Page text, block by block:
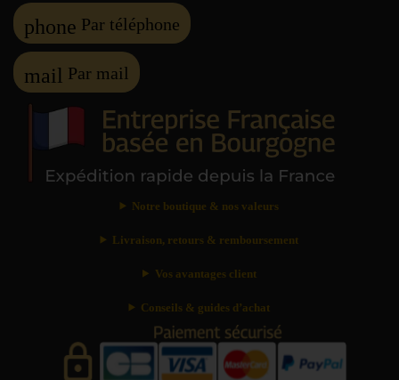
phone Par téléphone
mail Par mail
Notre boutique & nos valeurs
Livraison, retours & remboursement
Vos avantages client
Conseils & guides d’achat